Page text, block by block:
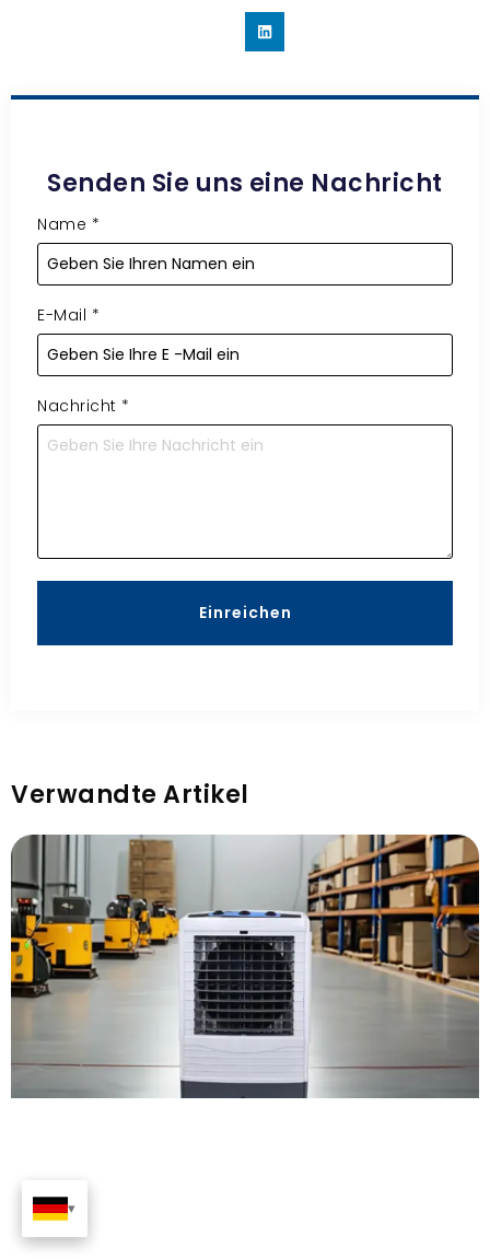
Senden Sie uns eine Nachricht
Name *
E-Mail *
Nachricht *
Einreichen
Verwandte Artikel